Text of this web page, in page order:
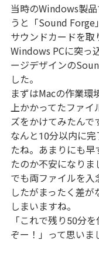
当時のWindows製
うと「Sound Forge
サウンドカードを取
Windows PCに突っ
ージデザインの
した。
まずはMacの作業
上かかってたファ
ズをかけてみたん
なんと10分以内に
たね。あまりにも
たのか不安になりま
でも両ファイルを入
したがまったく差
しまいますね。
「これで残り50分
ぞー！」って思いま